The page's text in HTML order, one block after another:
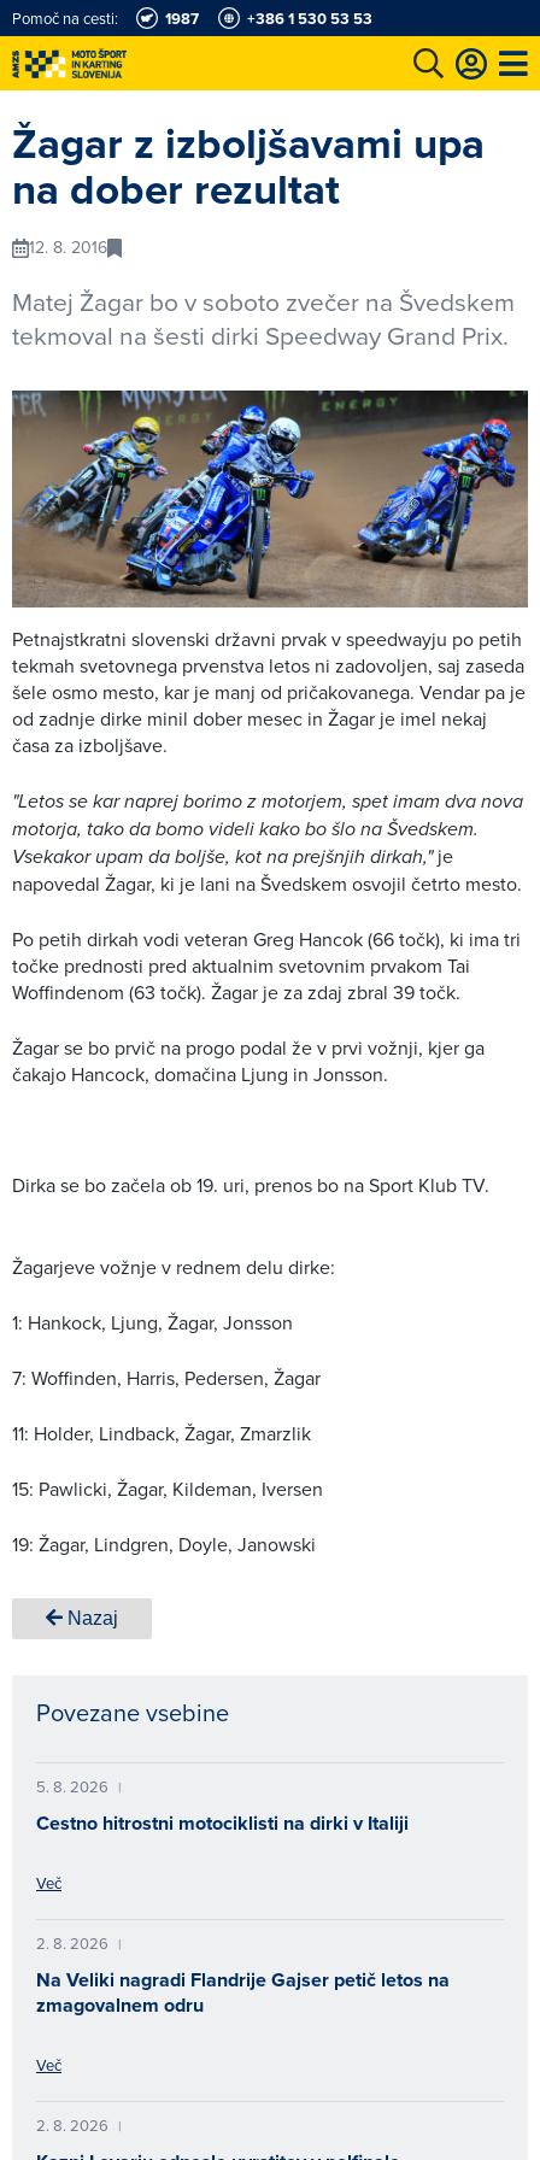
Pomoč na cesti: 1987 +386 1 530 53 53
Žagar z izboljšavami upa
na dober rezultat
12. 8. 2016
Matej Žagar bo v soboto zvečer na Švedskem
tekmoval na šesti dirki Speedway Grand Prix.
Petnajstkratni slovenski državni prvak v speedwayju po petih
tekmah svetovnega prvenstva letos ni zadovoljen, saj zaseda
šele osmo mesto, kar je manj od pričakovanega. Vendar pa je
od zadnje dirke minil dober mesec in Žagar je imel nekaj
časa za izboljšave.
"Letos se kar naprej borimo z motorjem, spet imam dva nova
motorja, tako da bomo videli kako bo šlo na Švedskem.
Vsekakor upam da boljše, kot na prejšnjih dirkah,"je
napovedal Žagar, ki je lani na Švedskem osvojil četrto mesto.
Po petih dirkah vodi veteran Greg Hancok (66 točk), ki ima tri
točke prednosti pred aktualnim svetovnim prvakom Tai
Woffindenom (63 točk). Žagar je za zdaj zbral 39 točk.
Žagar se bo prvič na progo podal že v prvi vožnji, kjer ga
čakajo Hancock, domačina Ljung in Jonsson.
Dirka se bo začela ob 19. uri, prenos bo na Sport Klub TV.
Žagarjeve vožnje v rednem delu dirke:
1: Hankock, Ljung, Žagar, Jonsson
7: Woffinden, Harris, Pedersen, Žagar
11: Holder, Lindback, Žagar, Zmarzlik
15: Pawlicki, Žagar, Kildeman, Iversen
19: Žagar, Lindgren, Doyle, Janowski
Nazaj
Povezane vsebine
5. 8. 2026 |
Cestno hitrostni motociklisti na dirki v Italiji
Več
2. 8. 2026 |
Na Veliki nagradi Flandrije Gajser petič letos na
zmagovalnem odru
Več
2. 8. 2026 |